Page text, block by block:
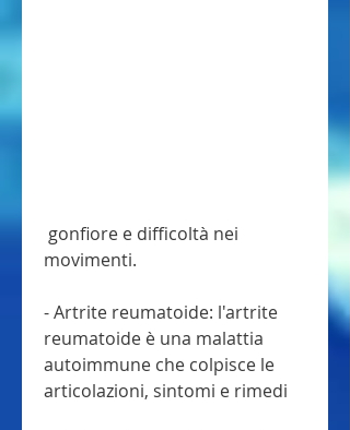
movimenti.
- Artrite reumatoide: l'artrite
reumatoide è una malattia
autoimmune che colpisce le
articolazioni, sintomi e rimedi